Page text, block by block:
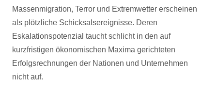
Massenmigration, Terror und Extremwetter erscheinen
als plötzliche Schicksalsereignisse. Deren
Eskalationspotenzial taucht schlicht in den auf
kurzfristigen ökonomischen Maxima gerichteten
Erfolgsrechnungen der Nationen und Unternehmen
nicht auf.